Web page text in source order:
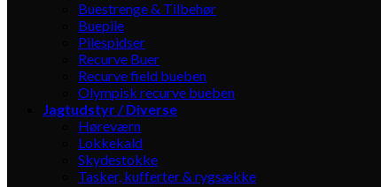
Buestrenge & Tilbehør
Buepile
Pilespidser
Recurve Buer
Recurve field bueben
Olympisk recurve bueben
Jagtudstyr / Diverse
Høreværn
Lokkekald
Skydestokke
Tasker, kufferter & rygsække